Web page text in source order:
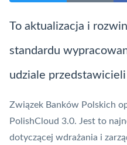
To aktualizacja i
standardu
udziale
Związek Banków Polskich
PolishCloud 3.0. Jest to
dotyczącej wdrażania i